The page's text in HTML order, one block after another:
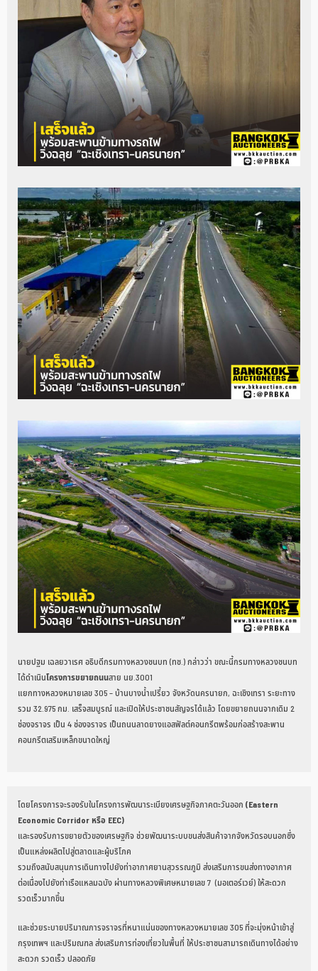
นายปฐม เฉลยวาเรศ อธิบดีกรมทางหลวงชนบท (ทช.) กล่าวว่า ขณะนี้กรมทางหลวงชนบท
ได้ดำเนินโครงการขยายถนนสาย นย.3001
แยกทางหลวงหมายเลข 305 – บ้านบางน้ำเปรี้ยว จังหวัดนครนายก, ฉะเชิงเทรา ระยะทาง
รวม 32.975 กม. เสร็จสมบูรณ์ และเปิดให้ประชาชนสัญจรได้แล้ว โดยขยายถนนจากเดิม 2
ช่องจราจร เป็น 4 ช่องจราจร เป็นถนนลาดยางแอสฟัลต์คอนกรีตพร้อมก่อสร้างสะพาน
คอนกรีตเสริมเหล็กขนาดใหญ่
โดยโครงการจะรองรับในโครงการพัฒนาระเบียงเศรษฐกิจภาคตะวันออก (Eastern
Economic Corridor หรือ EEC)
และรองรับการขยายตัวของเศรษฐกิจ ช่วยพัฒนาระบบขนส่งสินค้าจากจังหวัดรอบนอกซึ่ง
เป็นแหล่งผลิตไปสู่ตลาดและผู้บริโภค
รวมถึงสนับสนุนการเดินทางไปยังท่าอากาศยานสุวรรณภูมิ ส่งเสริมการขนส่งทางอากาศ
ต่อเนื่องไปยังท่าเรือแหลมฉบัง ผ่านทางหลวงพิเศษหมายเลข 7 (มอเตอร์เวย์) ให้สะดวก
รวดเร็วมากขึ้น
และช่วยระบายปริมาณการจราจรที่หนาแน่นของทางหลวงหมายเลข 305 ที่จะมุ่งหน้าเข้าสู่
กรุงเทพฯ และปริมณฑล ส่งเสริมการท่องเที่ยวในพื้นที่ ให้ประชาชนสามารถเดินทางได้อย่าง
สะดวก รวดเร็ว ปลอดภัย